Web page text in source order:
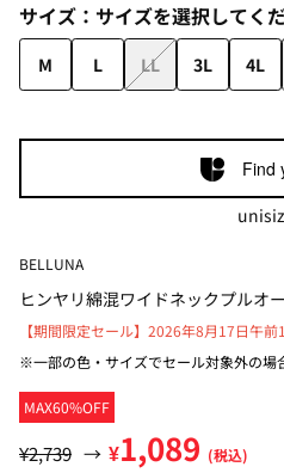
サイズ： サイズを選択してく
M L LL 3L 4L
Find
BELLUNA
ヒンヤリ綿混ワイドネックプルオ
MAX60%OFF
【期間限定セール】2026年8月17日午前
※一部の色・サイズでセール対象外の場
¥2,739 → ¥1,089 (税込)